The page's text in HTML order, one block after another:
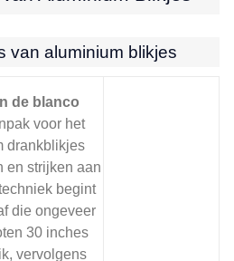
van aluminium blikjes
de blanco
voor het
drankblikjes
en strijken aan
begint
die ongeveer
30 inches
vervolgens